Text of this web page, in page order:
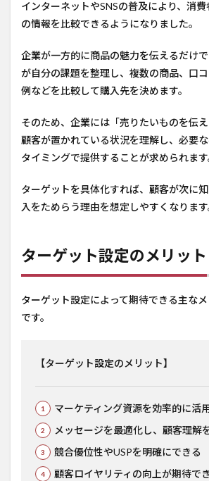
インターネットやSNSの普及により、消費
の情報を比較できるようになりました。
企業が一方的に商品の魅力を伝えるだけ
が自分の課題を整理し、複数の商品、口
例などを比較して購入先を決めます。
そのため、企業には「売りたいものを伝え
顧客が置かれている状況を理解し、必要
タイミングで提供することが求められます
ターゲットを具体化すれば、顧客が次に
入をためらう理由を想定しやすくなります
ターゲット設定のメリット
ターゲット設定によって期待できる主な
です。
【ターゲット設定のメリット】
マーケティング資源を効率的に活
メッセージを最適化し、顧客理解
競合優位性やUSPを明確にできる
顧客ロイヤリティの向上が期待で